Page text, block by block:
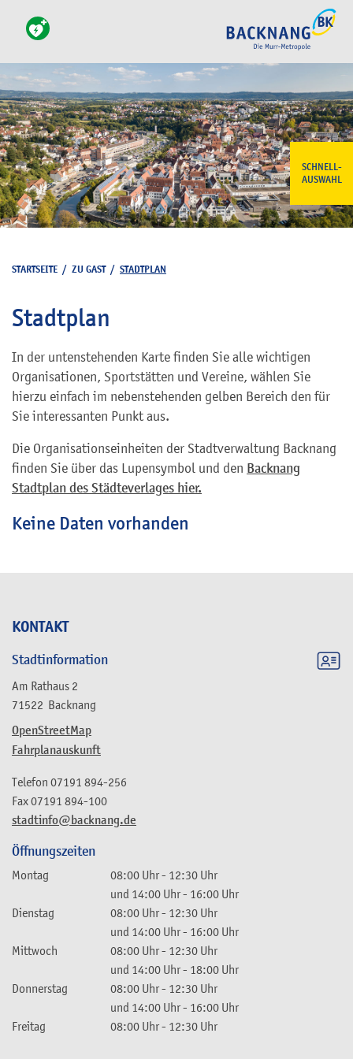
SCHNELL-
AUSWAHL
KONTAKT
Stadtinformation
Am Rathaus 2
71522 Backnang
OpenStreetMap
Fahrplanauskunft
stadtinfo@backnang.de
Telefon 07191 894-256
Fax07191 894-100
Öffnungszeiten
Montag 08:00 Uhr- 12:30 Uhr
und 14:00 Uhr- 16:00 Uhr
Dienstag
08:00 Uhr- 12:30 Uhr
und 14:00 Uhr- 16:00 Uhr
Mittwoch
08:00 Uhr- 12:30 Uhr
und 14:00 Uhr- 18:00 Uhr
Donnerstag
08:00 Uhr- 12:30 Uhr
und 14:00 Uhr- 16:00 Uhr
Freitag
08:00 Uhr- 12:30 Uhr
STARTSEITE / ZU GAST/ STADTPLAN
Stadtplan
In der untenstehenden Karte finden Sie alle wichtigen
Organisationen, Sportstätten und Vereine, wählen Sie
hierzu einfach im nebenstehenden gelben Bereich den für
Sie interessanten Punkt aus.
Die Organisationseinheiten der Stadtverwaltung Backnang
finden Sie über das Lupensymbol und den Backnang
Stadtplan des Städteverlages hier.
Keine Daten vorhanden